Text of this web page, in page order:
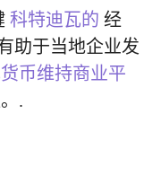
科特迪瓦的 经
助于当地企业发
币维持商业平
.